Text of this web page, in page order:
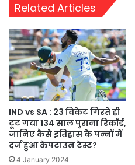
Related Articles
IND vs SA : 23 विकेट गिरते ही
टूट गया 134 साल पुराना रिकॉर्ड,
जानिए कैसे इतिहास के पन्नों में
दर्ज हुआ केपटाउन टेस्ट?
4 January 2024